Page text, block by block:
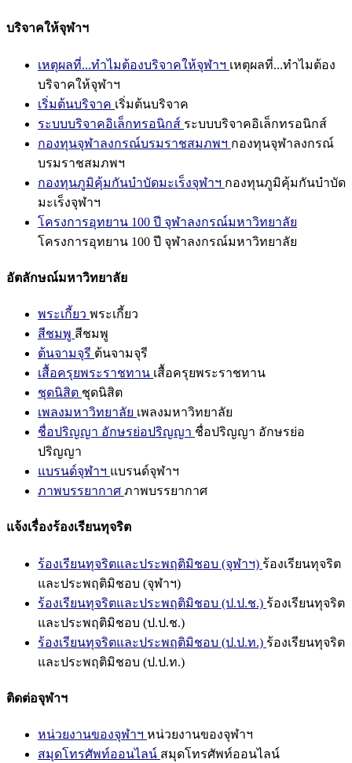
บริจาคให้จุฬาฯ
เหตุผลที่...ทำไมต้องบริจาคให้จุฬาฯ เหตุผลที่...ทำไมต้อง
บริจาคให้จุฬาฯ
เริ่มต้นบริจาค เริ่มต้นบริจาค
ระบบบริจาคอิเล็กทรอนิกส์ ระบบบริจาคอิเล็กทรอนิกส์
กองทุนจุฬาลงกรณ์บรมราชสมภพฯ กองทุนจุฬาลงกรณ์
บรมราชสมภพฯ
กองทุนภูมิคุ้มกันบำบัดมะเร็งจุฬาฯ กองทุนภูมิคุ้มกันบำบัด
มะเร็งจุฬาฯ
โครงการอุทยาน 100 ปี จุฬาลงกรณ์มหาวิทยาลัย
โครงการอุทยาน 100 ปี จุฬาลงกรณ์มหาวิทยาลัย
อัตลักษณ์มหาวิทยาลัย
พระเกี้ยว พระเกี้ยว
สีชมพู สีชมพู
ต้นจามจุรี ต้นจามจุรี
เสื้อครุยพระราชทาน เสื้อครุยพระราชทาน
ชุดนิสิต ชุดนิสิต
เพลงมหาวิทยาลัย เพลงมหาวิทยาลัย
ชื่อปริญญา อักษรย่อปริญญา ชื่อปริญญา อักษรย่อ
ปริญญา
แบรนด์จุฬาฯ แบรนด์จุฬาฯ
ภาพบรรยากาศ ภาพบรรยากาศ
แจ้งเรื่องร้องเรียนทุจริต
ร้องเรียนทุจริตและประพฤติมิชอบ (จุฬาฯ) ร้องเรียนทุจริต
และประพฤติมิชอบ (จุฬาฯ)
ร้องเรียนทุจริตและประพฤติมิชอบ (ป.ป.ช.) ร้องเรียนทุจริต
และประพฤติมิชอบ (ป.ป.ช.)
ร้องเรียนทุจริตและประพฤติมิชอบ (ป.ป.ท.) ร้องเรียนทุจริต
และประพฤติมิชอบ (ป.ป.ท.)
ติดต่อจุฬาฯ
หน่วยงานของจุฬาฯ หน่วยงานของจุฬาฯ
สมุดโทรศัพท์ออนไลน์ สมุดโทรศัพท์ออนไลน์